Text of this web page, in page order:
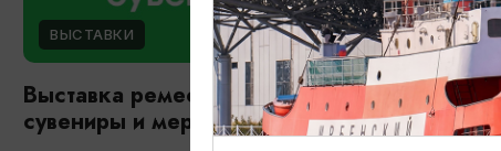
ВЫСТАВКИ
Выставка ремесленников: корпоративные
сувениры и мерч